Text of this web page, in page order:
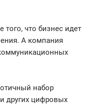
того, что бизнес идет
А компания
набор
других цифровых